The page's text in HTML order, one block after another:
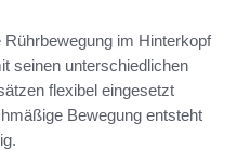
im Hinterkopf
seinen unterschiedlichen
flexibel eingesetzt
Bewegung entsteht